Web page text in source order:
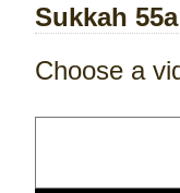
Sukkah 55a
Choose a